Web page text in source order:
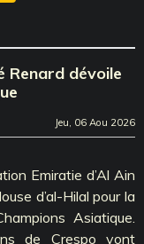
Renard dévoile
Jeu, 06 Aou 2026
Emiratie d’Al Ain
d’al-Hilal pour la
Asiatique.
de Crespo vont